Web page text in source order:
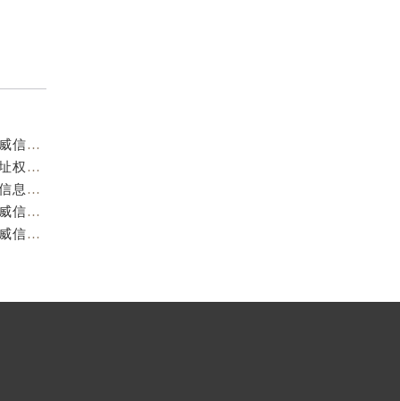
重庆阿玛尼官方售后服务中心｜服务热线及门店地址权威信息公示（2026年7月最新）
重庆阿玛尼官方售后服务中心｜服务热线与门店详细地址权威信息公示（2026年7月最新）
重庆阿玛尼官方售后服务中心｜全部网点地址电话权威信息公示（2026年7月最新）
重庆阿玛尼官方售后服务中心｜最新热线电话与地址权威信息公示（2026年7月最新）
重庆阿玛尼官方售后服务中心｜最新电话和维修地址权威信息公示（2026年7月最新）